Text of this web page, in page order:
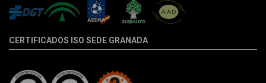
CERTIFICADOS ISO SEDE GRANADA